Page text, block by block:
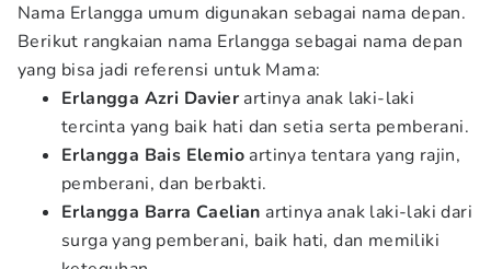
Nama Erlangga umum digunakan sebagai nama depan.
Berikut rangkaian nama Erlangga sebagai nama depan
yang bisa jadi referensi untuk Mama:
Erlangga Azri Davier artinya anak laki-laki
tercinta yang baik hati dan setia serta pemberani.
Erlangga Bais Elemio artinya tentara yang rajin,
pemberani, dan berbakti.
Erlangga Barra Caelian artinya anak laki-laki dari
surga yang pemberani, baik hati, dan memiliki